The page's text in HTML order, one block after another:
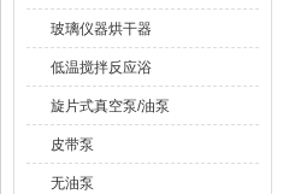
玻璃仪器烘干器
低温搅拌反应浴
旋片式真空泵/油泵
皮带泵
无油泵